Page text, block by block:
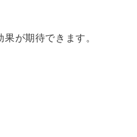
が期待できます。